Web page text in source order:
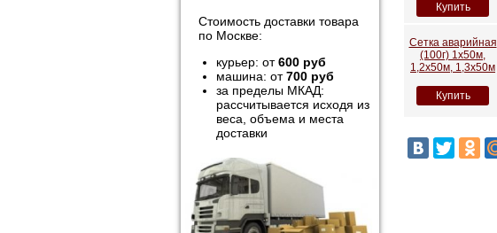
Стоимость доставки товара
по Москве:
курьер: от600 руб
машина: от700 руб
за пределы МКАД:
рассчитывается исходя из
веса, объема и места
доставки
Купить
Сетка аварийная
(100г) 1х50м,
1,2х50м, 1,3х50м
Купить